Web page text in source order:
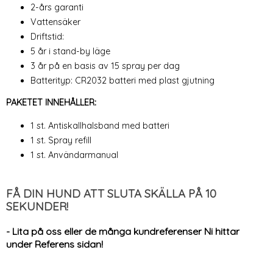
2-års garanti
Vattensäker
Driftstid:
5 år i stand-by läge
3 år på en basis av 15 spray per dag
Batterityp: CR2032 batteri med plast gjutning
PAKETET INNEHÅLLER:
1 st. Antiskallhalsband med batteri
1 st. Spray refill
1 st. Användarmanual
FÅ DIN HUND ATT SLUTA SKÄLLA PÅ 10
SEKUNDER!
- Lita på oss eller de många kundreferenser Ni hittar
under Referens sidan!